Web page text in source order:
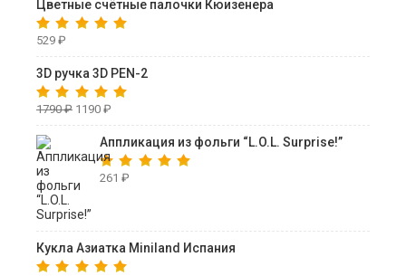
Цветные счётные палочки Кюизенера
529 ₽
3D ручка 3D PEN-2
1790₽ 1190 ₽
Аппликация из фольги “L.O.L. Surprise!”
261 ₽
Кукла Азиатка Miniland Испания